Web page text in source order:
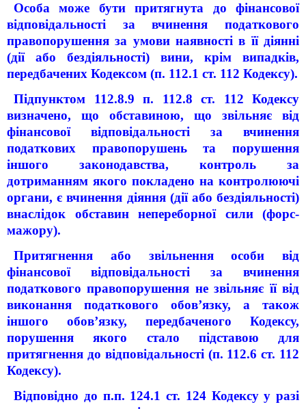
Особа може бути притягнута до фінансової
відповідальності за вчинення податкового
правопорушення за умови наявності в її діянні
(дії або бездіяльності) вини, крім випадків,
передбачених Кодексом (п. 112.1 ст. 112 Кодексу).
Підпунктом 112.8.9 п. 112.8 ст. 112 Кодексу
визначено, що обставиною, що звільняє від
фінансової відповідальності за вчинення
податкових правопорушень та порушення
іншого законодавства, контроль за
дотриманням якого покладено на контролюючі
органи, є вчинення діяння (дії або бездіяльності)
внаслідок обставин непереборної сили (форс-
мажору).
Притягнення або звільнення особи від
фінансової відповідальності за вчинення
податкового правопорушення не звільняє її від
виконання податкового обов’язку, а також
іншого обов’язку, передбаченого Кодексу,
порушення якого стало підставою для
притягнення до відповідальності (п. 112.6 ст. 112
Кодексу).
Відповідно до п.п. 124.1 ст. 124 Кодексу у разі